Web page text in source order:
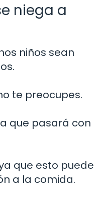
niega a
niños sean
te preocupes.
que pasará con
que esto puede
a la comida.